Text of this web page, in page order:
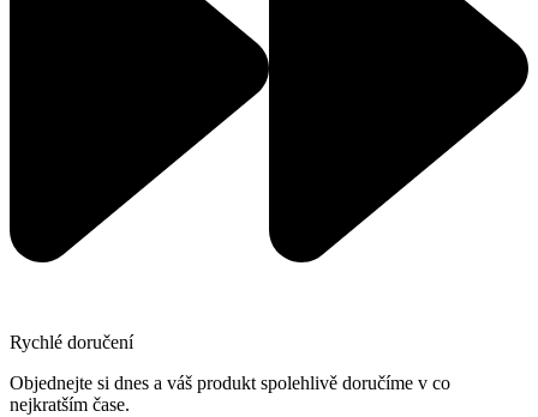
Rychlé doručení
Objednejte si dnes a váš produkt spolehlivě doručíme v co
nejkratším čase.